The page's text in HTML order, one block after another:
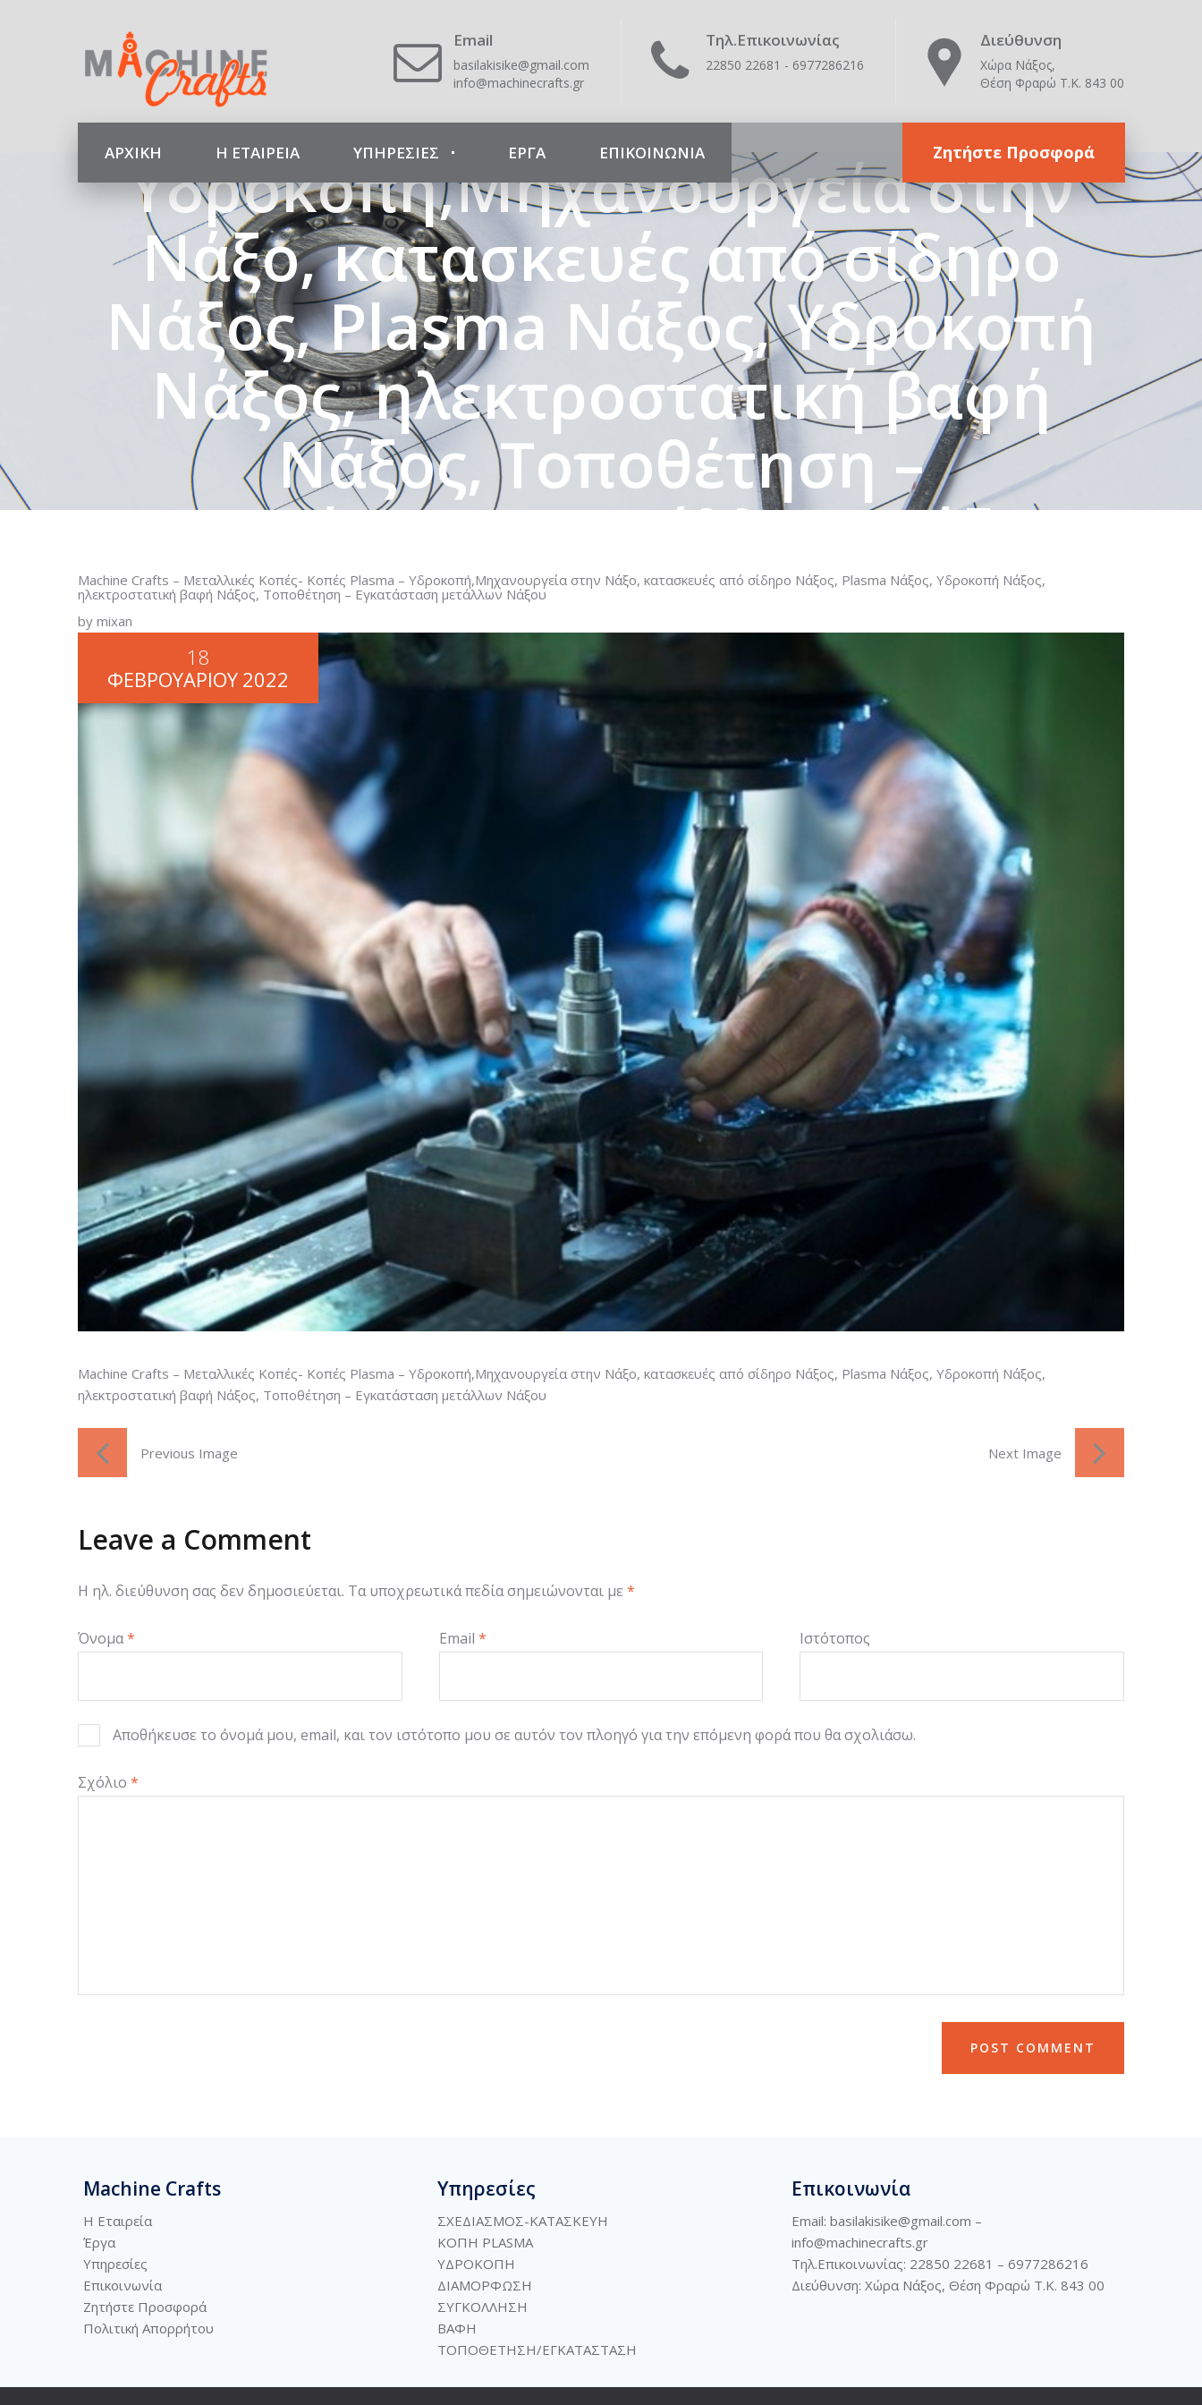
Email
basilakisike@gmail.com
info@machinecrafts.gr
Τηλ.Επικοινωνίας
22850 22681 - 6977286216
Διεύθυνση
Χώρα Νάξος,
Θέση Φραρώ Τ.Κ. 843 00
ΑΡΧΙΚΉ Η ΕΤΑΙΡΕΊΑ ΥΠΗΡΕΣΙΕΣ ΕΡΓΑ ΕΠΙΚΟΙΝΩΝΊΑ Ζητήστε Προσφορά
Machine Crafts – Μεταλλικές
Κοπές- Κοπές Plasma –
Υδροκοπή,Μηχανουργεία στην
Νάξο, κατασκευές από σίδηρο
Νάξος, Plasma Νάξος, Υδροκοπή
Νάξος, ηλεκτροστατική βαφή
Νάξος, Τοποθέτηση –
Εγκατάσταση μετάλλων Νάξου
HOME
MACHINE CRAFTS – ΜΕΤΑΛΛΙΚΈΣ ΚΟΠΈΣ- ΚΟΠΈΣ PLASMA – ΥΔΡΟΚΟΠΉ,ΜΗΧΑΝΟΥΡΓΕΊΑ ΣΤΗΝ ΝΆΞΟ, ΚΑΤΑΣΚΕΥΈΣ ΑΠΌ
ΝΆΞΟΥ
Machine Crafts – Μεταλλικές Κοπές- Κοπές Plasma – Υδροκοπή,Μηχανουργεία στην Νάξο, κατασκευές από σίδηρο Νάξος, Plasma Νάξος, Υδροκοπή Νάξος,
ηλεκτροστατική βαφή Νάξος, Τοποθέτηση – Εγκατάσταση μετάλλων Νάξου
by mixan
18
ΦΕΒΡΟΥΑΡΊΟΥ 2022
Machine Crafts – Μεταλλικές Κοπές- Κοπές Plasma – Υδροκοπή,Μηχανουργεία στην Νάξο, κατασκευές από σίδηρο Νάξος, Plasma Νάξος, Υδροκοπή Νάξος,
ηλεκτροστατική βαφή Νάξος, Τοποθέτηση – Εγκατάσταση μετάλλων Νάξου
Previous Image Next Image
Leave a Comment
Η ηλ. διεύθυνση σας δεν δημοσιεύεται. Τα υποχρεωτικά πεδία σημειώνονται με *
Όνομα* Email * Ιστότοπος
Αποθήκευσε το όνομά μου, email, και τον ιστότοπο μου σε αυτόν τον πλοηγό για την επόμενη φορά που θα σχολιάσω.
Σχόλιο *
Machine Crafts
Η Εταιρεία
Έργα
Υπηρεσίες
Επικοινωνία
Ζητήστε Προσφορά
Πολιτική Απορρήτου
Υπηρεσίες
ΣΧΕΔΙΑΣΜΟΣ-ΚΑΤΑΣΚΕΥΗ
ΚΟΠΗ PLASMA
ΥΔΡΟΚΟΠΗ
ΔΙΑΜΟΡΦΩΣΗ
ΣΥΓΚΟΛΛΗΣΗ
ΒΑΦΗ
ΤΟΠΟΘΕΤΗΣΗ/ΕΓΚΑΤΑΣΤΑΣΗ
Επικοινωνία
Email: basilakisike@gmail.com –
info@machinecrafts.gr
Τηλ.Επικοινωνίας: 22850 22681 – 6977286216
Διεύθυνση: Χώρα Νάξος, Θέση Φραρώ Τ.Κ. 843 00